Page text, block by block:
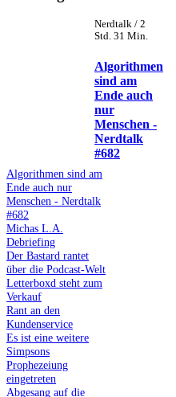
Nerdtalk / 2
Std. 31 Min.
Algorithmen
sind am
Ende auch
nur
Menschen -
Nerdtalk
#682
Algorithmen sind am
Ende auch nur
Menschen - Nerdtalk
#682
Michas L.A.
Debriefing
Der Bastard rantet
über die Podcast-Welt
Letterboxd steht zum
Verkauf
Rant an den
Kundenservice
Es ist eine weitere
Simpsons
Prophezeiung
eingetreten
Abgesang auf die